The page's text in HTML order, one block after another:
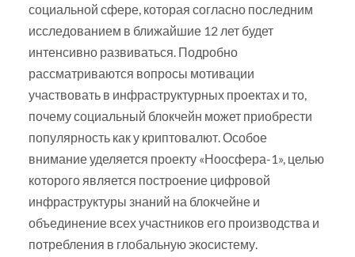
социальной сфере, которая согласно последним
исследованием в ближайшие 12 лет будет
интенсивно развиваться. Подробно
рассматриваются вопросы мотивации
участвовать в инфраструктурных проектах и то,
почему социальный блокчейн может приобрести
популярность как у криптовалют. Особое
внимание уделяется проекту «Ноосфера-1», целью
которого является построение цифровой
инфраструктуры знаний на блокчейне и
объединение всех участников его производства и
потребления в глобальную экосистему.